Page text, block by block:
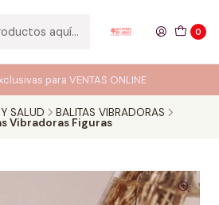
0
para VENTAS ONLINE
SALUD BALITAS VIBRADORAS
Vibradoras Figuras